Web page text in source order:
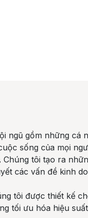
ngũ gồm những cá
sống của mọi
Chúng tôi tạo ra
các vấn đề kinh
tôi được thiết kế
tối ưu hóa hiệu